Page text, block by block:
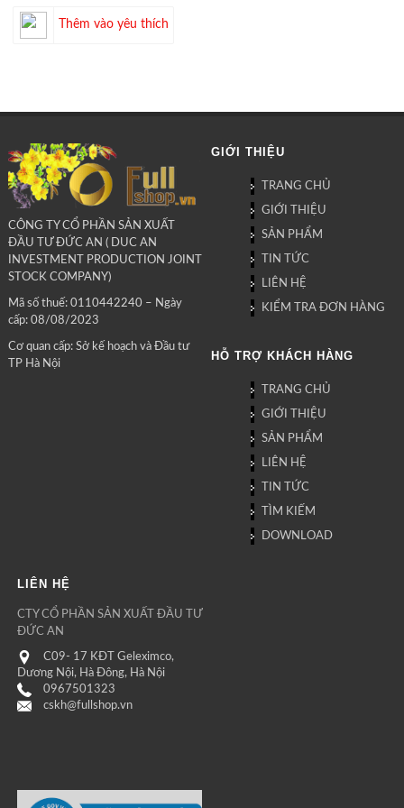
Thêm vào yêu thích
CÔNG TY CỔ PHẦN SẢN XUẤT
ĐẦU TƯ ĐỨC AN ( DUC AN
INVESTMENT PRODUCTION JOINT
STOCK COMPANY)
Mã số thuế: 0110442240 – Ngày
cấp: 08/08/2023
Cơ quan cấp: Sở kế hoạch và Đầu tư
TP Hà Nội
GIỚI THIỆU
TRANG CHỦ
GIỚI THIỆU
SẢN PHẨM
TIN TỨC
LIÊN HỆ
KIỂM TRA ĐƠN HÀNG
HỖ TRỢ KHÁCH HÀNG
TRANG CHỦ
GIỚI THIỆU
SẢN PHẨM
LIÊN HỆ
TIN TỨC
TÌM KIẾM
DOWNLOAD
LIÊN HỆ
CTY CỔ PHẦN SẢN XUẤT ĐẦU TƯ
ĐỨC AN
C09- 17 KĐT Geleximco,
Dương Nội, Hà Đông, Hà Nội
0967501323
cskh@fullshop.vn